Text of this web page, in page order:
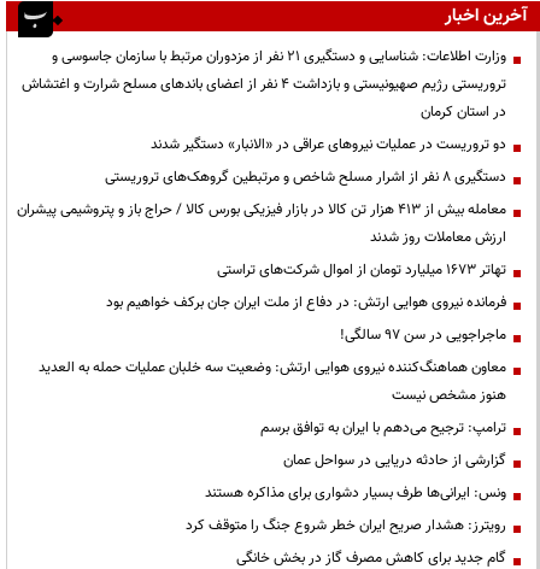
آخرین اخبار
وزارت اطلاعات: شناسایی و دستگیری ۲۱ نفر از مزدوران مرتبط با سازمان جاسوسی و
تروریستی رژیم صهیونیستی و بازداشت ۴ نفر از اعضای باندهای مسلح شرارت و اغتشاش
در استان کرمان
دو تروریست در عملیات نیروهای عراقی در «الانبار» دستگیر شدند
دستگیری ۸ نفر از اشرار مسلح شاخص و مرتبطین گروهک‌های تروریستی
معامله بیش از ۴۱۳ هزار تن کالا در بازار فیزیکی بورس کالا / حراج باز و پتروشیمی پیشران
ارزش معاملات روز شدند
تهاتر ۱۶۷۳ میلیارد تومان از اموال شرکت‌های تراستی
فرمانده نیروی هوایی ارتش: در دفاع از ملت ایران جان برکف خواهیم بود
ماجراجویی در سن ۹۷ سالگی!
معاون هماهنگ‌کننده نیروی هوایی ارتش: وضعیت سه خلبان عملیات حمله به العدید
هنوز مشخص نیست
ترامپ: ترجیح می‌دهم با ایران به توافق برسم
گزارشی از حادثه دریایی در سواحل عمان
ونس: ایرانی‌ها طرف بسیار دشواری برای مذاکره هستند
رویترز: هشدار صریح ایران خطر شروع جنگ را متوقف کرد
گام جدید برای کاهش مصرف گاز در بخش خانگی